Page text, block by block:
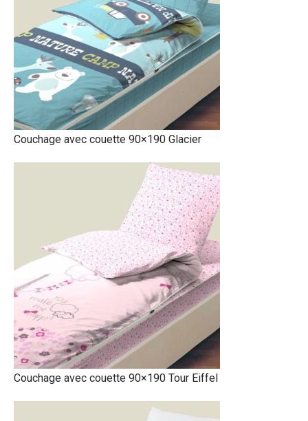
Couchage avec couette 90×190 Glacier
Couchage avec couette 90×190 Tour Eiffel